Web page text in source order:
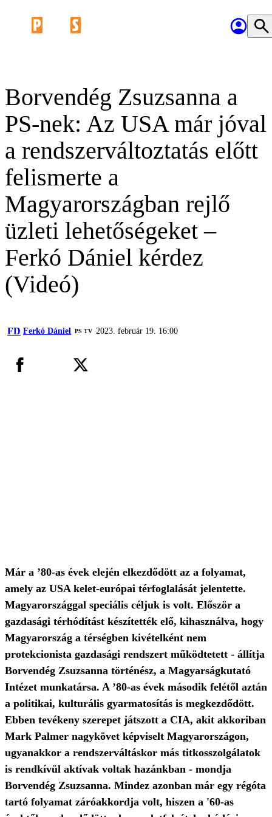
Borvendég Zsuzsanna a
PS-nek: Az USA már jóval
a rendszerváltoztatás előtt
felismerte a
Magyarországban rejlő
üzleti lehetőségeket –
Ferkó Dániel kérdez
(Videó)
FD Ferkó Dániel PS TV 2023. február 19. 16:00
Már a ’80-as évek elején elkezdődött az a folyamat,
amely az USA kelet-európai térfoglalását jelentette.
Magyarországgal speciális céljuk is volt. Először a
gazdasági térhódítást készítették elő, kihasználva, hogy
Magyarország a térségben kivételként nem
protekcionista gazdasági rendszert működtetett - állítja
Borvendég Zsuzsanna történész, a Magyarságkutató
Intézet munkatársa. A ’80-as évek második felétől aztán
a politikai, kulturális gyarmatosítás is megkezdődött.
Ebben tevékeny szerepet játszott a CIA, akit akkoriban
Mark Palmer nagykövet képviselt Magyarországon,
ugyanakkor a rendszerváltáskor más titkosszolgálatok
is rendkívül aktívak voltak hazánkban - mondja
Borvendég Zsuzsanna. Mindez azonban már egy régóta
tartó folyamat záróakkordja volt, hiszen a '60-as